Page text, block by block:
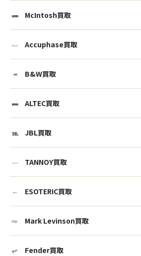
McIntosh買取
Accuphase買取
B&W買取
ALTEC買取
JBL買取
TANNOY買取
ESOTERIC買取
Mark Levinson買取
Fender買取